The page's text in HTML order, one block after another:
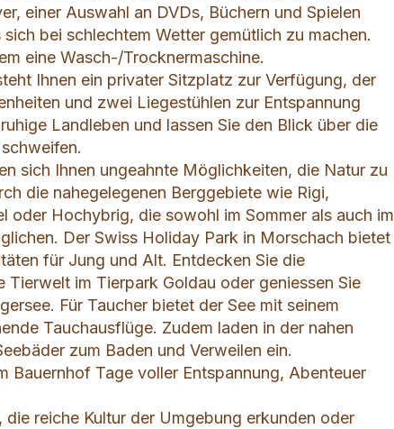
einer Auswahl an DVDs, Büchern und Spielen
bei schlechtem Wetter gemütlich zu machen.
eine Wasch-/Trocknermaschine.
Ihnen ein privater Sitzplatz zur Verfügung, der
und zwei Liegestühlen zur Entspannung
Landleben und lassen Sie den Blick über die
sich Ihnen ungeahnte Möglichkeiten, die Natur zu
die nahegelegenen Berggebiete wie Rigi,
oder Hochybrig, die sowohl im Sommer als auch im
Der Swiss Holiday Park in Morschach bietet
für Jung und Alt. Entdecken Sie die
Tierwelt im Tierpark Goldau oder geniessen Sie
Für Taucher bietet der See mit seinem
Tauchausflüge. Zudem laden in der nahen
zum Baden und Verweilen ein.
Bauernhof Tage voller Entspannung, Abenteuer
die reiche Kultur der Umgebung erkunden oder